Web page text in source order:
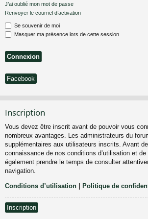
J’ai oublié mon mot de passe
Renvoyer le courriel d’activation
Se souvenir de moi
Masquer ma présence lors de cette session
Facebook
Inscription
Vous devez être inscrit avant de pouvoir vous
nombreux avantages. Les administrateurs du
supplémentaires aux utilisateurs inscrits. Avant
connaissance de nos conditions d’utilisation et
également prendre le temps de consulter
navigation.
Conditions d’utilisation | Politique de
Inscription